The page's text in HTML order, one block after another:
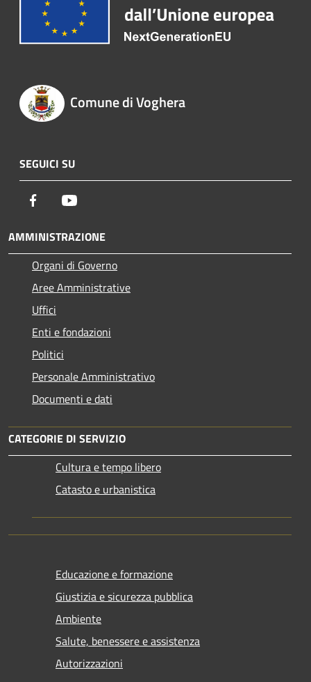
Comune di Voghera
SEGUICI SU
Facebook
AMMINISTRAZIONE
Organi di Governo
Aree Amministrative
Uffici
Enti e fondazioni
Politici
Personale Amministrativo
Documenti e dati
CATEGORIE DI SERVIZIO
Cultura e tempo libero
Catasto e urbanistica
Educazione e formazione
Giustizia e sicurezza pubblica
Ambiente
Salute, benessere e assistenza
Autorizzazioni